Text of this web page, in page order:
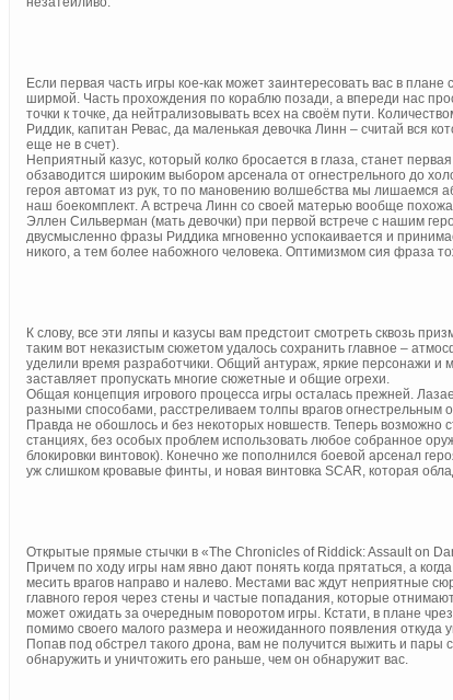
Если первая часть игры кое-как может заинтересовать вас в
ширмой. Часть прохождения по кораблю позади, а впереди нас
точки к точке, да нейтрализовывать всех на своём пути.
Риддик, капитан Ревас, да маленькая девочка Линн – считай вся
еще не в счет).
Неприятный казус, который колко бросается в глаза, станет
обзаводится широким выбором арсенала от огнестрельного до
героя автомат из рук, то по мановению волшебства мы лишаемся
наш боекомплект. А встреча Линн со своей матерью вообще
Эллен Сильверман (мать девочки) при первой встрече с нашим
двусмысленно фразы Риддика мгновенно успокаивается и
никого, а тем более набожного человека. Оптимизмом сия фраза
К слову, все эти ляпы и казусы вам предстоит смотреть сквозь
таким вот неказистым сюжетом удалось сохранить главное –
уделили время разработчики. Общий антураж, яркие персонажи и
заставляет пропускать многие сюжетные и общие огрехи.
Общая концепция игрового процесса игры осталась прежней.
разными способами, расстреливаем толпы врагов
Правда не обошлось и без некоторых новшеств. Теперь возможно
станциях, без особых проблем использовать любое собранное
блокировки винтовок). Конечно же пополнился боевой арсенал
уж слишком кровавые финты, и новая винтовка SCAR, которая
Открытые прямые стычки в «The Chronicles of Riddick: Assault on
Причем по ходу игры нам явно дают понять когда прятаться, а
месить врагов направо и налево. Местами вас ждут неприятные
главного героя через стены и частые попадания, которые
может ожидать за очередным поворотом игры. Кстати, в плане
помимо своего малого размера и неожиданного появления откуда
Попав под обстрел такого дрона, вам не получится выжить и
обнаружить и уничтожить его раньше, чем он обнаружит вас.